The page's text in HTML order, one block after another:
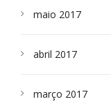
maio 2017
abril 2017
março 2017